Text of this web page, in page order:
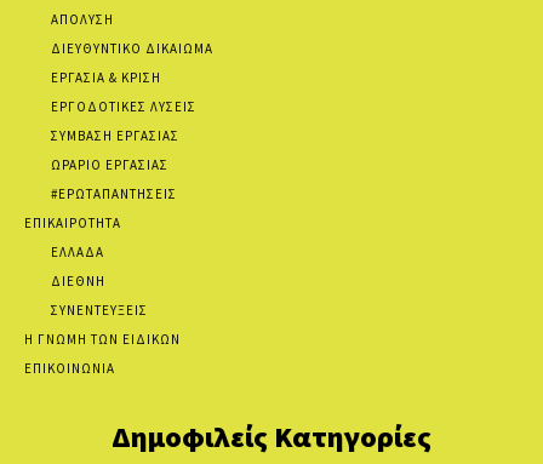
ΑΠΟΛΥΣΗ
ΔΙΕΥΘΥΝΤΙΚΟ ΔΙΚΑΙΩΜΑ
ΕΡΓΑΣΙΑ & ΚΡΙΣΗ
ΕΡΓΟΔΟΤΙΚΕΣ ΛΥΣΕΙΣ
ΣΥΜΒΑΣΗ ΕΡΓΑΣΙΑΣ
ΩΡΑΡΙΟ ΕΡΓΑΣΙΑΣ
#ΕΡΩΤΑΠΑΝΤΗΣΕΙΣ
ΕΠΙΚΑΙΡΟΤΗΤΑ
ΕΛΛΑΔΑ
ΔΙΕΘΝΗ
ΣΥΝΕΝΤΕΥΞΕΙΣ
Η ΓΝΩΜΗ ΤΩΝ ΕΙΔΙΚΩΝ
ΕΠΙΚΟΙΝΩΝΙΑ
Δημοφιλείς Κατηγορίες